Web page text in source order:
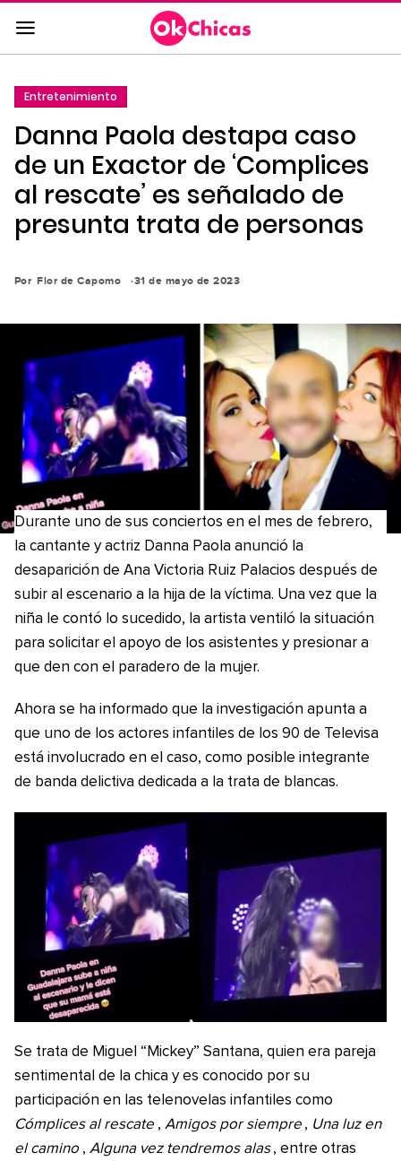
Saltar
al
contenido
la
navegación
principal
Entretenimiento
Danna Paola destapa caso
de un Exactor de ‘Complices
al rescate’ es señalado de
presunta trata de personas
Por Flor de Capomo 31 de mayo de 2023
Durante uno de sus conciertos en el mes de febrero,
la cantante y actriz Danna Paola anunció la
desaparición de Ana Victoria Ruiz Palacios después de
subir al escenario a la hija de la víctima. Una vez que la
niña le contó lo sucedido, la artista ventiló la situación
para solicitar el apoyo de los asistentes y presionar a
que den con el paradero de la mujer.
Ahora se ha informado que la investigación apunta a
que uno de los actores infantiles de los 90 de Televisa
está involucrado en el caso, como posible integrante
de banda delictiva dedicada a la trata de blancas.
Se trata de Miguel “Mickey” Santana, quien era pareja
sentimental de la chica y es conocido por su
participación en las telenovelas infantiles como
Cómplices al rescate , Amigos por siempre , Una luz en
el camino , Alguna vez tendremos alas , entre otras